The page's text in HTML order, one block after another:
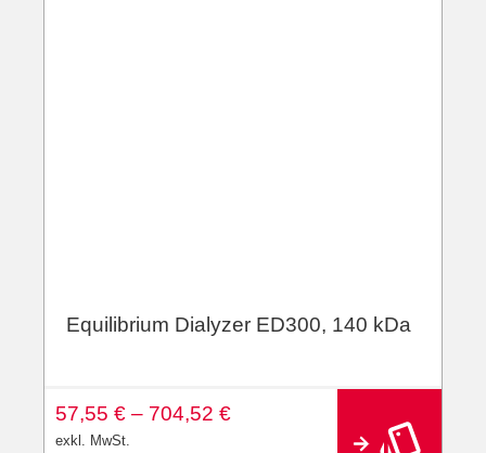
Equilibrium Dialyzer ED300, 140 kDa
57,55 € – 704,52 €
exkl. MwSt.